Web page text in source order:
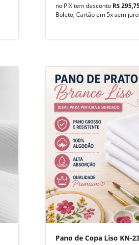
no PIX tem desconto R$
Boleto, Cartão em 5x sem
Pano de Copa Liso KN-